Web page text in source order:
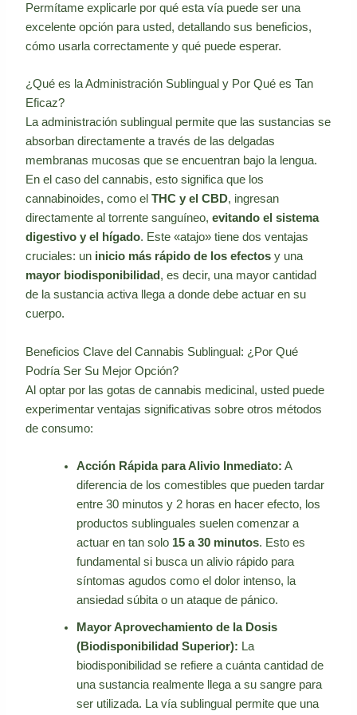
Permítame explicarle por qué esta vía puede ser una
excelente opción para usted, detallando sus beneficios,
cómo usarla correctamente y qué puede esperar.
¿Qué es la Administración Sublingual y Por Qué es Tan
Eficaz?
La administración sublingual permite que las sustancias se
absorban directamente a través de las delgadas
membranas mucosas que se encuentran bajo la lengua.
En el caso del cannabis, esto significa que los
cannabinoides, como elTHC y el CBD, ingresan
directamente al torrente sanguíneo,evitando el sistema
digestivo y el hígado. Este «atajo» tiene dos ventajas
cruciales: un inicio más rápido de los efectos y una
mayor biodisponibilidad, es decir, una mayor cantidad
de la sustancia activa llega a donde debe actuar en su
cuerpo.
Beneficios Clave del Cannabis Sublingual: ¿Por Qué
Podría Ser Su Mejor Opción?
Al optar por las gotas de cannabis medicinal, usted puede
experimentar ventajas significativas sobre otros métodos
de consumo:
Acción Rápida para Alivio Inmediato: A
diferencia de los comestibles que pueden tardar
entre 30 minutos y 2 horas en hacer efecto, los
productos sublinguales suelen comenzar a
actuar en tan solo 15 a 30 minutos. Esto es
fundamental si busca un alivio rápido para
síntomas agudos como el dolor intenso, la
ansiedad súbita o un ataque de pánico.
Mayor Aprovechamiento de la Dosis
(Biodisponibilidad Superior): La
biodisponibilidad se refiere a cuánta cantidad de
una sustancia realmente llega a su sangre para
ser utilizada. La vía sublingual permite que una